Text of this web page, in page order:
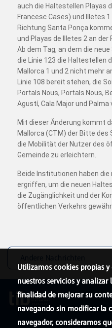
auch die Haltestellen Playas
Francesc Cases) und Illetes
Richtung Santa Ponça
und Playas de Illetes 2 an der
Ab dem Tag, an dem die
die Linie 123 die Haltestellen
Mallorca 1 und 2 nicht mehr
Linie 108 bereit stehen, die
Portals Nous, Portals Nous,
Agustí, Cala Major und Palma
Mit dieser Änderung kommt
Mallorca (CTM) der Bitte des
die Mobilität der Nutzer des
Gemeinde zu erleichtern.
Beide Institutionen haben
ergriffen, um die neuen
die Zugänglichkeit und der
öffentlichen Verkehrs
Utilizamos cookies propias
nuestros servicios y
finalidad de mejorar su
navegando sin modificar la
navegador, consideramos